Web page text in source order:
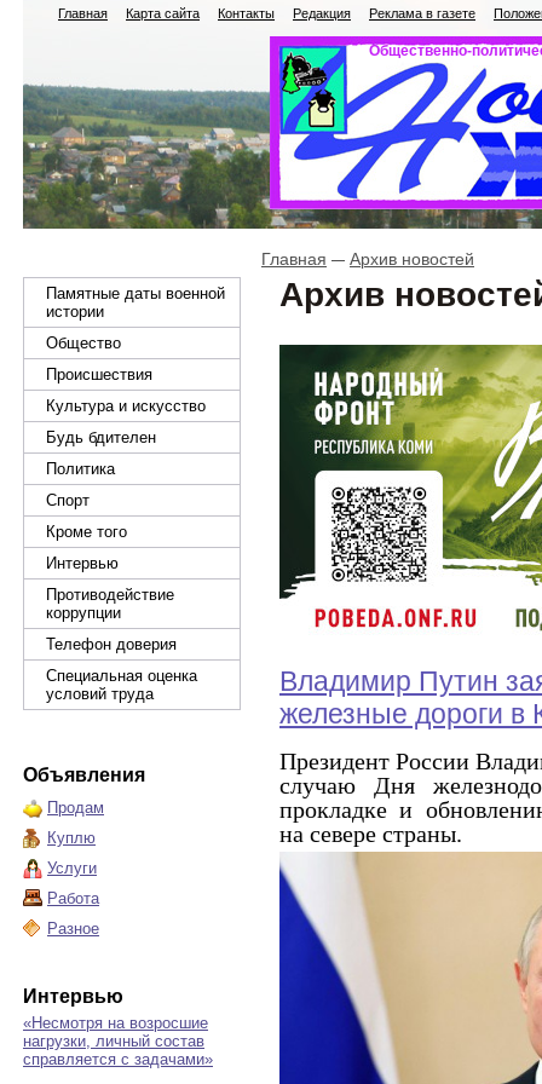
Главная Карта сайта Контакты Редакция Реклама в газете
Общественно-
Памятные даты военной
истории
Общество
Происшествия
Культура и искусство
Будь бдителен
Политика
Спорт
Кроме того
Интервью
Противодействие
коррупции
Телефон доверия
Специальная оценка
условий труда
Объявления
Продам
Куплю
Услуги
Работа
Разное
Интервью
«Несмотря на возросшие
нагрузки, личный состав
справляется с задачами»
Главная Архив новостей
Архив
Владимир Путин
железные дороги в
Президент России
случаю Дня
прокладке и
на севере страны.